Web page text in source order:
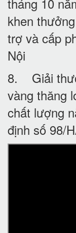
khen
trợ và cấp
Nội
8. Giải
vàng thăng
chất lượng
định số 98/